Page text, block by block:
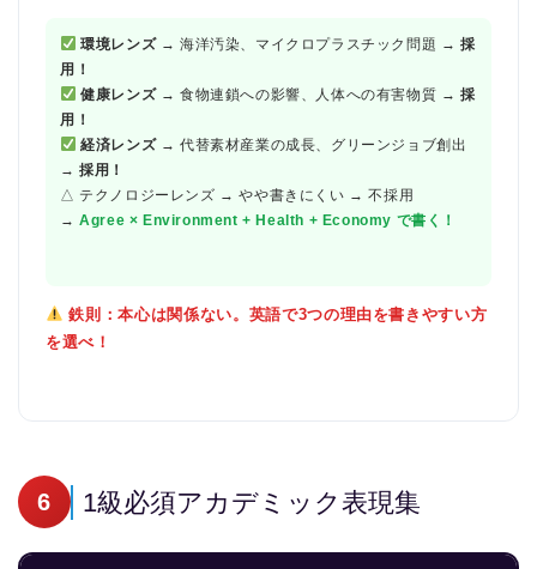
環境レンズ→ 海洋汚染、マイクロプラスチック問題 →採
用！
健康レンズ→ 食物連鎖への影響、人体への有害物質 →採
用！
経済レンズ→ 代替素材産業の成長、グリーンジョブ創出
→採用！
△ テクノロジーレンズ → やや書きにくい → 不採用
→Agree × Environment + Health + Economy で書く！
鉄則：本心は関係ない。英語で3つの理由を書きやすい方
を選べ！
6 1級必須アカデミック表現集